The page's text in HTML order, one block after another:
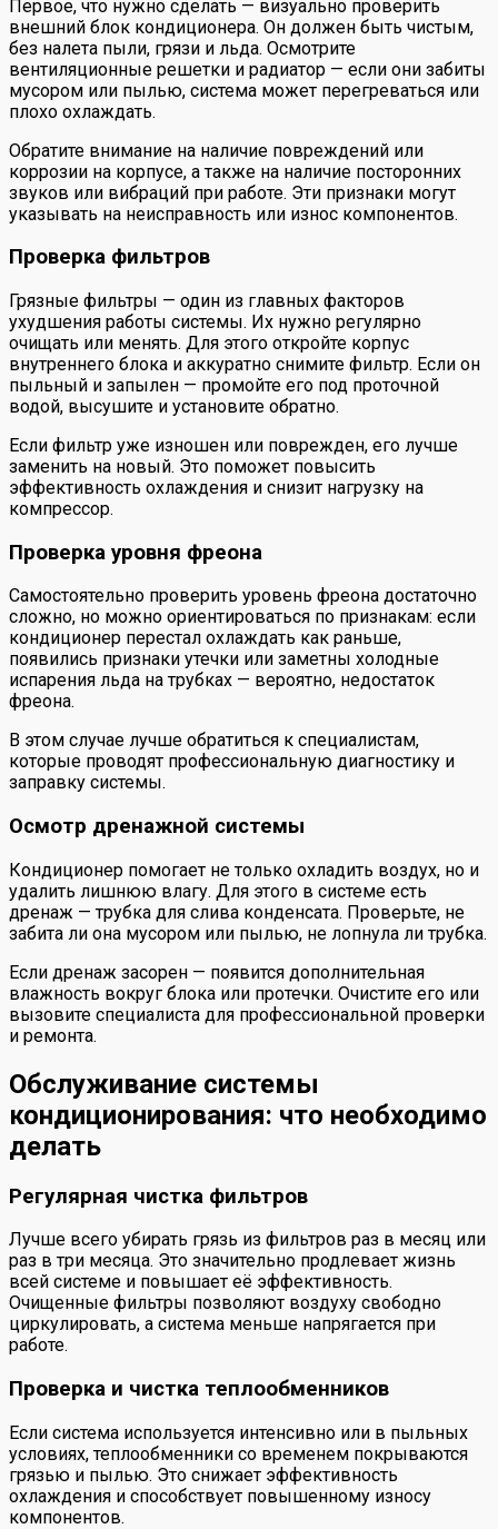
Первое, что нужно сделать — визуально проверить
внешний блок кондиционера. Он должен быть чистым,
без налета пыли, грязи и льда. Осмотрите
вентиляционные решетки и радиатор — если они забиты
мусором или пылью, система может перегреваться или
плохо охлаждать.
Обратите внимание на наличие повреждений или
коррозии на корпусе, а также на наличие посторонних
звуков или вибраций при работе. Эти признаки могут
указывать на неисправность или износ компонентов.
Проверка фильтров
Грязные фильтры — один из главных факторов
ухудшения работы системы. Их нужно регулярно
очищать или менять. Для этого откройте корпус
внутреннего блока и аккуратно снимите фильтр. Если он
пыльный и запылен — промойте его под проточной
водой, высушите и установите обратно.
Если фильтр уже изношен или поврежден, его лучше
заменить на новый. Это поможет повысить
эффективность охлаждения и снизит нагрузку на
компрессор.
Проверка уровня фреона
Самостоятельно проверить уровень фреона достаточно
сложно, но можно ориентироваться по признакам: если
кондиционер перестал охлаждать как раньше,
появились признаки утечки или заметны холодные
испарения льда на трубках — вероятно, недостаток
фреона.
В этом случае лучше обратиться к специалистам,
которые проводят профессиональную диагностику и
заправку системы.
Осмотр дренажной системы
Кондиционер помогает не только охладить воздух, но и
удалить лишнюю влагу. Для этого в системе есть
дренаж — трубка для слива конденсата. Проверьте, не
забита ли она мусором или пылью, не лопнула ли трубка.
Если дренаж засорен — появится дополнительная
влажность вокруг блока или протечки. Очистите его или
вызовите специалиста для профессиональной проверки
и ремонта.
Обслуживание системы
кондиционирования: что необходимо
делать
Регулярная чистка фильтров
Лучше всего убирать грязь из фильтров раз в месяц или
раз в три месяца. Это значительно продлевает жизнь
всей системе и повышает её эффективность.
Очищенные фильтры позволяют воздуху свободно
циркулировать, а система меньше напрягается при
работе.
Проверка и чистка теплообменников
Если система используется интенсивно или в пыльных
условиях, теплообменники со временем покрываются
грязью и пылью. Это снижает эффективность
охлаждения и способствует повышенному износу
компонентов.